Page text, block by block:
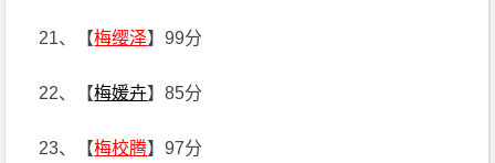
21、【梅缨泽】99分
22、【梅媛卉】85分
23、【梅校腾】97分